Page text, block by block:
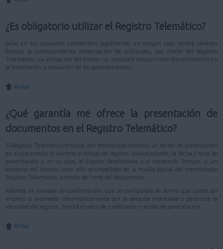
¿Es obligatorio utilizar el Registro Telemático?
Salvo en los supuestos establecidos legalmente, en ningún caso tendrá carácter
forzoso la correspondiente presentación de solicitudes, por medio del Registro
Telemático. La utilización del mismo no implicará ningún trato discriminatorio en
la tramitación y resolución de los procedimientos.
Arriba
¿Qué garantía me ofrece la presentación de
documentos en el Registro Telemático?
El Registro Telemático emitirá, por medios electrónicos, un recibo de presentación
en el que consta el número o código de registro individualizado, la fecha y hora de
presentación y, en su caso, el órgano destinatario y el contenido íntegro, o un
extracto del mismo, todo ello acompañado de la huella digital del mencionado
Registro Telemático, a modo de firma del documento.
Además, el mensaje de confirmación, que se configurará de forma que pueda ser
impreso o archivado informáticamente por la persona interesada y garantice la
identidad del registro, tendrá el valor de justificante o recibo de presentación.
Arriba